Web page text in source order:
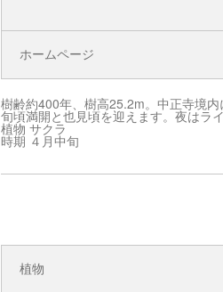
ホームページ
樹齢約400年、樹高25.2m。中正寺境
旬頃満開と也見頃を迎えます。夜はラ
植物 サクラ
時期 ４月中旬
植物